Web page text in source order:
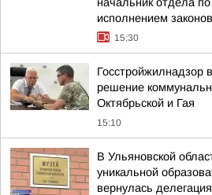
исполнением
15:30
Госстройжилнадзор
решение
Октябрьской и Гая
15:10
В Ульяновской
уникальной
вернулась